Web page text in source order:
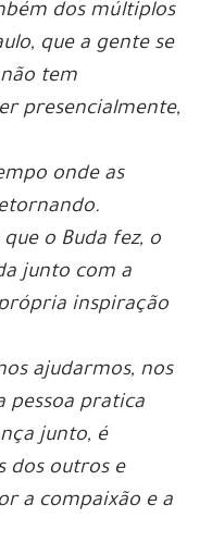
dos múltiplos
que a gente se
tem
presencialmente,
onde as
o Buda fez, o
junto com a
inspiração
ajudarmos, nos
pessoa pratica
junto, é
dos outros e
a compaixão e a